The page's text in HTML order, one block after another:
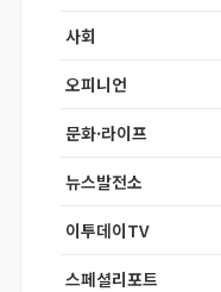
사회
오피니언
문화·라이프
뉴스발전소
이투데이TV
스페셜리포트